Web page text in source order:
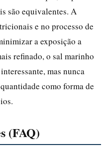
são equivalentes. A
e no processo de
a exposição a
refinado, o sal marinho
mas nunca
como forma de
(FAQ)